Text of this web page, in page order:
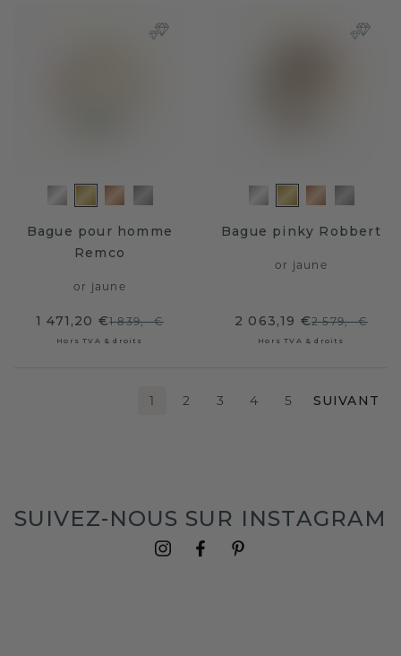
Bague pour homme
Remco
or jaune
1 471,20 €1 839,- €
Hors TVA & droits
Bague pinky Robbert
or jaune
2 063,19 €2 579,- €
Hors TVA & droits
1 2 3 4 5 SUIVANT
SUIVEZ-NOUS SUR INSTAGRAM